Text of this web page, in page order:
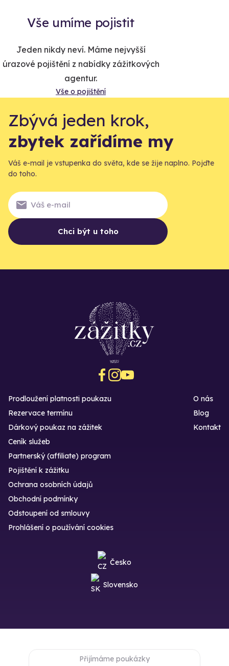
Vše umíme pojistit
Jeden nikdy neví. Máme nejvyšší
úrazové pojištění z nabídky zážitkových
agentur.
Vše o pojištění
Zbývá jeden krok,
zbytek zařídíme my
Váš e-mail je vstupenka do světa, kde se žije naplno. Pojďte
do toho.
Chci být u toho
Prodloužení platnosti poukazu
Rezervace termínu
Dárkový poukaz na zážitek
O nás
Blog
Kontakt
Ceník služeb
Partnerský (affiliate) program
Pojištění k zážitku
Ochrana osobních údajů
Obchodní podmínky
Odstoupení od smlouvy
Prohlášení o používání cookies
Česko
Slovensko
Přijímáme poukázky